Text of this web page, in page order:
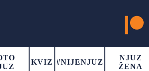
KVIZ #NIJENJUZ
NJUZ
ŽENA